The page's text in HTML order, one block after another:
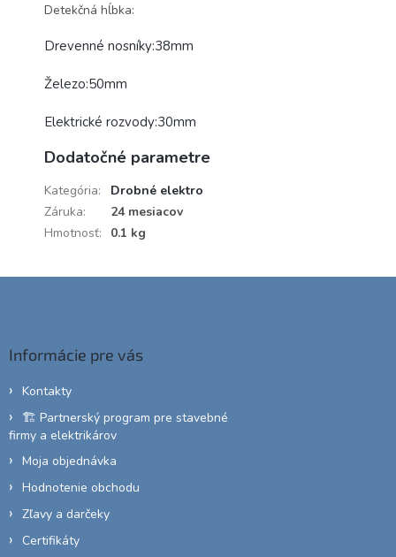
Detekčná hĺbka:
Drevenné nosníky:38mm
Železo:50mm
Elektrické rozvody:30mm
Dodatočné parametre
Kategória:
Drobné elektro
Záruka:
24 mesiacov
Hmotnosť: 0.1 kg
Informácie pre vás
Kontakty
🏗️ Partnerský program pre stavebné
firmy a elektrikárov
Moja objednávka
Hodnotenie obchodu
Zľavy a darčeky
Certifikáty